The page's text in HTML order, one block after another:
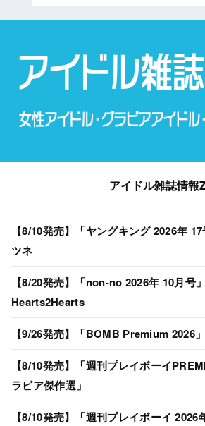
アイドル雑誌情報
【8/10発売】「ヤングキング 2026年
ツネ
【8/20発売】「non-no 2026年 10月号
Hearts2Hearts
【9/26発売】「BOMB Premium 2026
【8/10発売】「週刊プレイボーイ
ラビア傑作選」
【8/10発売】「週刊プレイボーイ